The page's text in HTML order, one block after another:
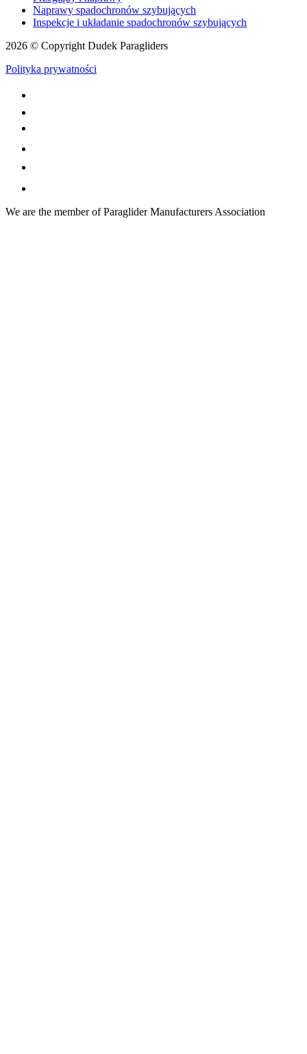
Naprawy spadochronów szybujących
Inspekcje i układanie spadochronów szybujących
2026 © Copyright Dudek Paragliders
Polityka prywatności
We are the member of Paraglider Manufacturers Association